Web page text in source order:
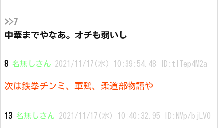
>>7
中華までやなあ。オチも弱いし
8 名無しさん 2021/11/17(水) 10:39:54.48 ID:tlTep4M2a
次は鉄拳チンミ、軍鶏、柔道部物語や
13 名無しさん 2021/11/17(水) 10:40:32.95 ID:NVp/bjLV0